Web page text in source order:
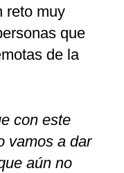
reto muy
que
de la
con este
vamos a dar
aún no